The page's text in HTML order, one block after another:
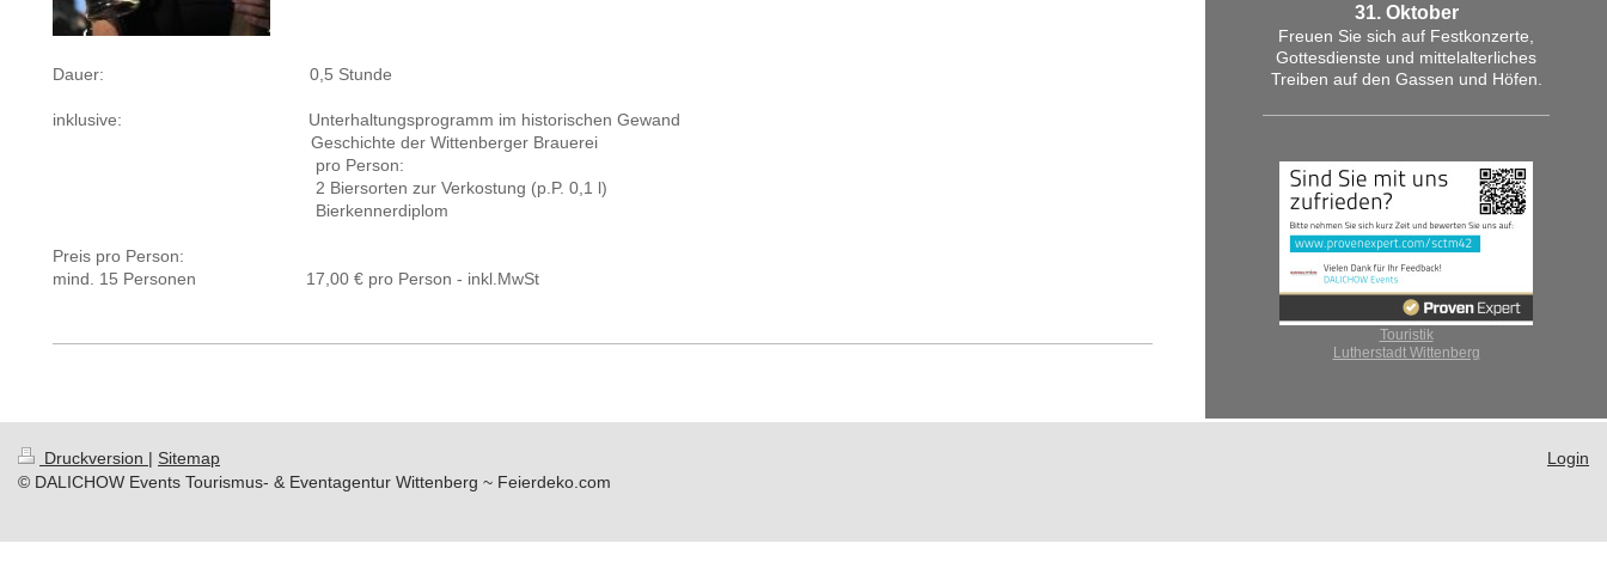
Dauer: 0,5 Stunde
inklusive: Unterhaltungsprogramm im historischen Gewand
Geschichte der Wittenberger Brauerei
pro Person:
2 Biersorten zur Verkostung (p.P. 0,1 l)
Bierkennerdiplom
Preis pro Person:
mind. 15 Personen 17,00 € pro Person - inkl.MwSt
31. Oktober
Freuen Sie sich auf Festkonzerte,
Gottesdienste und mittelalterliches
Treiben auf den Gassen und Höfen.
Touristik
Lutherstadt Wittenberg
Druckversion | Sitemap
© DALICHOW Events Tourismus- & Eventagentur Wittenberg ~ Feierdeko.com
Login